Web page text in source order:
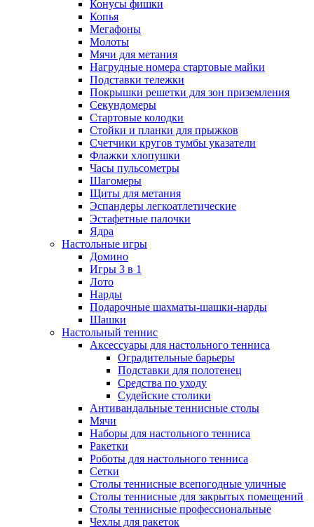
Конусы фишки
Копья
Мегафоны
Молоты
Мячи для метания
Нагрудные номера стартовые майки
Подставки тележки
Покрышки решетки для зон приземления
Секундомеры
Стартовые колодки
Стойки и планки для прыжков
Счетчики кругов тумбы указатели
Флажки хлопушки
Часы пульсометры
Шагомеры
Щиты для метания
Эспандеры легкоатлетические
Эстафетные палочки
Ядра
Настольные игры
Домино
Игры 3 в 1
Лото
Нарды
Подарочные шахматы-шашки-нарды
Шашки
Настольный теннис
Аксессуары для настольного тенниса
Оградительные барьеры
Подставки для полотенец
Средства по уходу
Судейские столики
Антивандальные теннисные столы
Мячи
Наборы для настольного тенниса
Ракетки
Роботы для настольного тенниса
Сетки
Столы теннисные всепогодные уличные
Столы теннисные для закрытых помещений
Столы теннисные профессиональные
Чехлы для ракеток